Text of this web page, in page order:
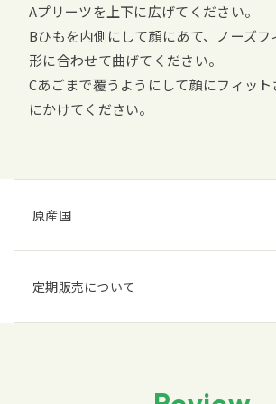
Aプリーツを上下に広げてください。
Bひもを内側にして顔にあて、ノーズフ
形に合わせて曲げてください。
Cあごまで覆うようにして顔にフィッ
にかけてください。
原産国
定期販売について